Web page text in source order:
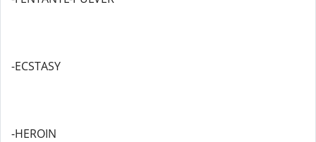
-ECSTASY
-HEROIN